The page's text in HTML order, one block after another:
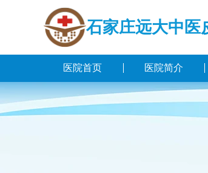
石家庄远大中医
医院首页 医院简介